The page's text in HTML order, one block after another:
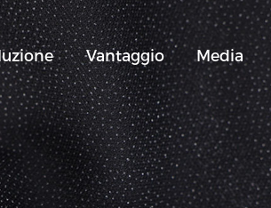
Vantaggio Media